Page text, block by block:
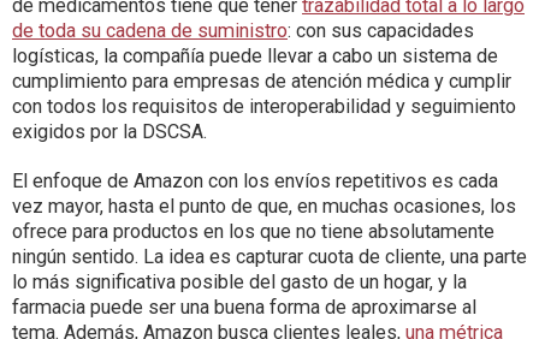
de medicamentos tiene que tener trazabilidad total a lo largo
de toda su cadena de suministro: con sus capacidades
logísticas, la compañía puede llevar a cabo un sistema de
cumplimiento para empresas de atención médica y cumplir
con todos los requisitos de interoperabilidad y seguimiento
exigidos por la DSCSA.
El enfoque de Amazon con los envíos repetitivos es cada
vez mayor, hasta el punto de que, en muchas ocasiones, los
ofrece para productos en los que no tiene absolutamente
ningún sentido. La idea es capturar cuota de cliente, una parte
lo más significativa posible del gasto de un hogar, y la
farmacia puede ser una buena forma de aproximarse al
tema. Además, Amazon busca clientes leales, una métrica